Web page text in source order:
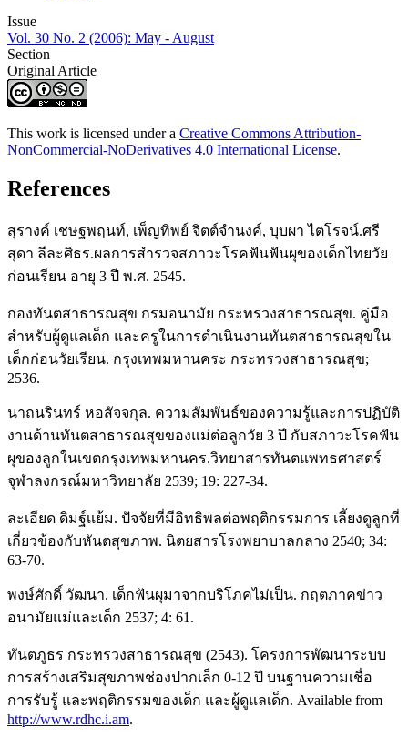
Issue
Vol. 30 No. 2 (2006): May - August
Section
Original Article
This work is licensed under a Creative Commons Attribution-
NonCommercial-NoDerivatives 4.0 International License.
References
สุรางค์ เชษฐพฤนท์, เพ็ญทิพย์ จิตต์จำนงค์, บุบผา ไตโรจน์.ศรี
สุดา ลีละศิธร.ผลการสำรวจสภาวะโรคฟันฟันผุของเด็กไทยวัย
ก่อนเรียน อายุ 3 ปี พ.ศ. 2545.
กองทันตสาธารณสุข กรมอนามัย กระทรวงสาธารณสุข. คู่มือ
สำหรับผู้ดูแลเด็ก และครูในการดำเนินงานทันตสาธารณสุขใน
เด็กก่อนวัยเรียน. กรุงเทพมหานคระ กระทรวงสาธารณสุข;
2536.
นาถนรินทร์ หอสัจจกุล. ความสัมพันธ์ของความรู้และการปฏิบัติ
งานด้านทันตสาธารณสุขของแม่ต่อลูกวัย 3 ปี กับสภาวะโรคฟัน
ผุของลูกในเขตกรุงเทพมหานคร.วิทยาสารทันตแพทธศาสตร์
จุฬาลงกรณ์มหาวิทยาลัย 2539; 19: 227-34.
ละเอียด ดิมฐ์เเย้ม. ปัจจัยที่มีอิทธิพลต่อพฤติกรรมการ เลี้ยงดูลูกที่
เกี่ยวข้องกับหันตสุขภาพ. นิตยสารโรงพยาบาลกลาง 2540; 34:
63-70.
พงษ์ศักดิ์ วัฒนา. เด็กฟันผุมาจากบริโภคไม่เป็น. กฤตภาคข่าว
อนามัยแม่และเด็ก 2537; 4: 61.
ทันตภูธร กระทรวงสาธารณสุข (2543). โครงการพัฒนาระบบ
การสร้างเสริมสุขภาพช่องปากเล็ก 0-12 ปี บนฐานความเชื่อ
การรับรู้ และพฤติกรรมของเด็ก และผู้ดูแลเด็ก. Available from
http://www.rdhc.i.am.